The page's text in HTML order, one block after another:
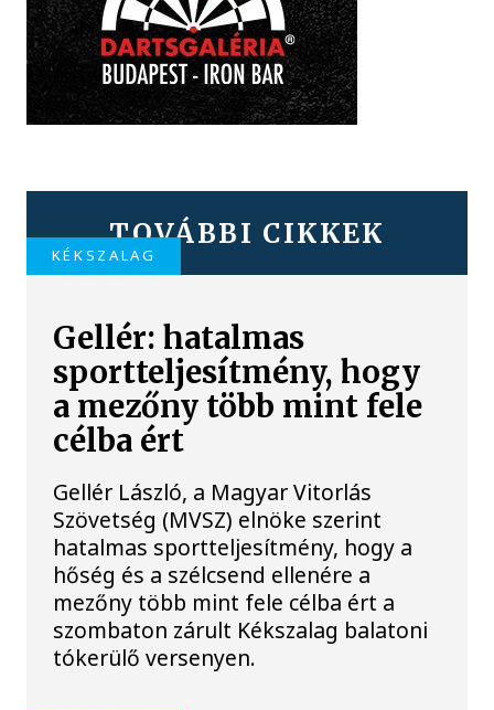
TOVÁBBI CIKKEK
KÉKSZALAG
Gellér: hatalmas
sportteljesítmény, hogy
a mezőny több mint fele
célba ért
Gellér László, a Magyar Vitorlás
Szövetség (MVSZ) elnöke szerint
hatalmas sportteljesítmény, hogy a
hőség és a szélcsend ellenére a
mezőny több mint fele célba ért a
szombaton zárult Kékszalag balatoni
tókerülő versenyen.